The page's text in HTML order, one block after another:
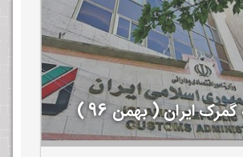
ایران ( بهمن 96 )